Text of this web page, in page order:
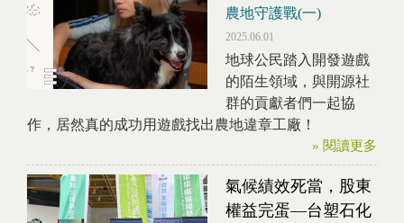
農地守護戰(一)
2025.06.01
地球公民踏入開發遊戲
的陌生領域，與開源社
群的貢獻者們一起協
作，居然真的成功用遊戲找出農地違章工廠！
» 閱讀更多
氣候績效死當，股東
權益完蛋—台塑石化